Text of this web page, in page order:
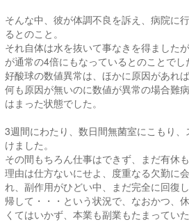
そんな中、彼が体調不良を訴え、病院に
るとのこと。
それ自体は水を抜いて事なきを得ました
が通常の4倍にもなっているとのことでし
好酸球の数値異常は、ほかに原因があれ
何も原因が無いのに数値が異常の場合難
はまった状態でした。
3週間にわたり、数日間無菌室にこもり
けました。
その間もちろん仕事はできず、まだ有休
理由は仕方ないにせよ、度重なる欠勤に
れ、副作用がひどい中、まだ完全に回復
帰して・・・という状況で、なおかつ、
くてはいかず、本業も副業もたまってい